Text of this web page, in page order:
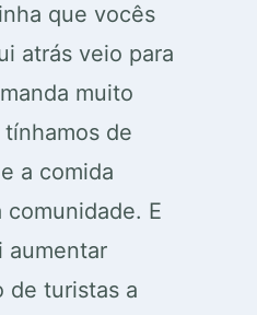
que vocês
atrás veio para
muito
de
a comida
E
aumentar
de turistas a